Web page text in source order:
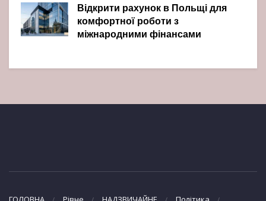
Відкрити рахунок в Польщі для
комфортної роботи з
міжнародними фінансами